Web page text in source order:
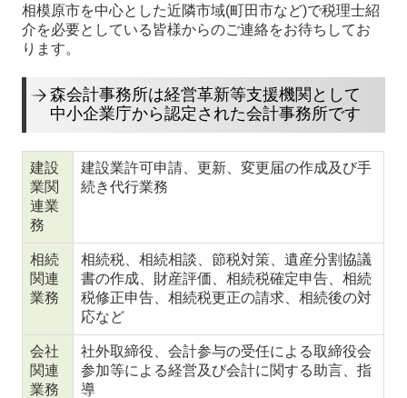
相模原市を中心とした近隣市域(町田市など)で税理士紹
介を必要としている皆様からのご連絡をお待ちしてお
ります。
森会計事務所は経営革新等支援機関として
中小企業庁から認定された会計事務所です
建設
業関
連業
務
建設業許可申請、更新、変更届の作成及び手
続き代行業務
相続
関連
業務
相続税、相続相談、節税対策、遺産分割協議
書の作成、財産評価、相続税確定申告、相続
税修正申告、相続税更正の請求、相続後の対
応など
会社
関連
業務
社外取締役、会計参与の受任による取締役会
参加等による経営及び会計に関する助言、指
導